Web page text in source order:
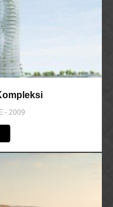
- 2009